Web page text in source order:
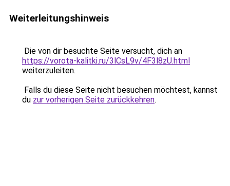
Weiterleitungshinweis
Die von dir besuchte Seite versucht, dich an
https://vorota-kalitki.ru/3lCsL9v/4F3l8zU.html
weiterzuleiten.
Falls du diese Seite nicht besuchen möchtest, kannst
du zur vorherigen Seite zurückkehren.